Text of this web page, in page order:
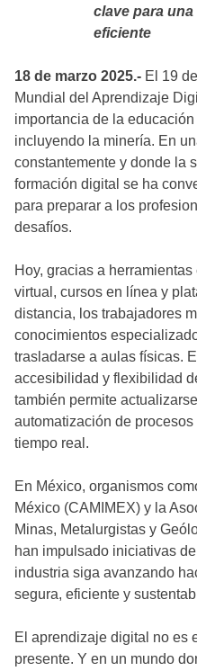
clave para
eficiente
18 de marzo 2025.- El 19
Mundial del Aprendizaje
importancia de la
incluyendo la minería. En
constantemente y donde la
formación digital se ha
para preparar a los
desafíos.
Hoy, gracias a
virtual, cursos en línea y
distancia, los trabajadores
conocimientos
trasladarse a aulas físicas.
accesibilidad y flexibilidad
también permite
automatización de
tiempo real.
En México, organismos
México (CAMIMEX) y la
Minas, Metalurgistas y
han impulsado iniciativas
industria siga avanzando
segura, eficiente y
El aprendizaje digital no es
presente. Y en un mundo